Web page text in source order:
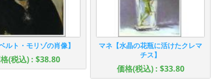
ルト・モリゾの肖像】
(税込) : $38.80
マネ【水晶の花瓶に活けたクレマ
チス】
価格(税込) : $33.80